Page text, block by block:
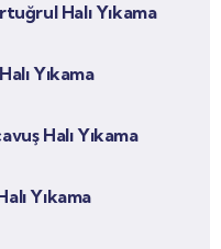
Halı Yıkama
Yıkama
Halı Yıkama
Yıkama